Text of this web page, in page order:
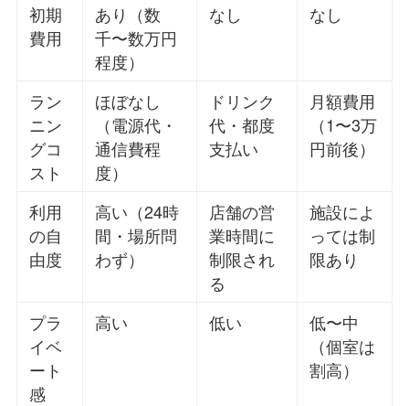
初期
費用
あり（数
千〜数万円
程度）
なし なし
ラン
ニン
グコ
スト
ほぼなし
（電源代・
通信費程
度）
ドリンク
代・都度
支払い
月額費用
（1〜3万
円前後）
利用
の自
由度
高い（24時
間・場所問
わず）
店舗の営
業時間に
制限され
る
施設によ
っては制
限あり
プラ
イベ
ート
感
高い 低い
低〜中
（個室は
割高）